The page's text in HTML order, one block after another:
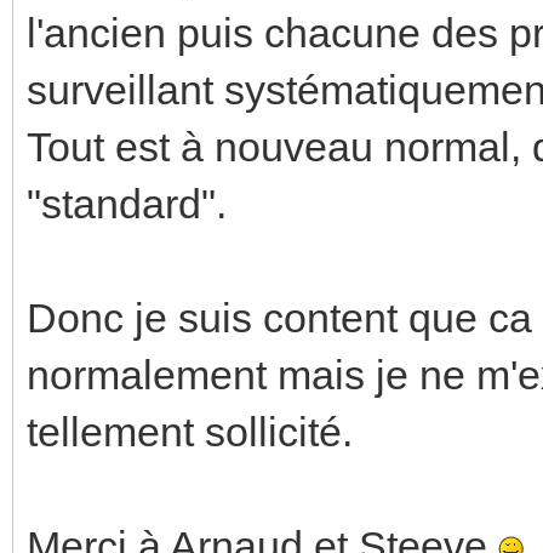
l'ancien puis chacune des
surveillant
Tout est à nouveau
"standard".
Donc je suis content que
normalement mais je ne
tellement sollicité.